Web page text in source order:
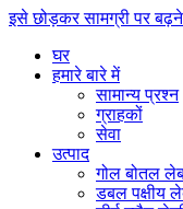
इसे छोड़कर सामग्री पर
घर
हमारे बारे में
सामान्य प्रश्न
ग्राहकों
सेवा
उत्पाद
गोल बोतल
डबल पक्षीय